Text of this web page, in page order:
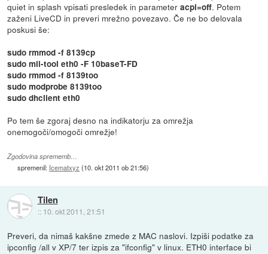
quiet in splash vpisati presledek in parameteracpi=off. Potem
zaženi LiveCD in preveri mrežno povezavo. Če ne bo delovala
poskusi še:
sudo rmmod -f 8139cp
sudo mii-tool eth0 -F 10baseT-FD
sudo rmmod -f 8139too
sudo modprobe 8139too
sudo dhclient eth0
Po tem še zgoraj desno na indikatorju za omrežja
onemogoči/omogoči omrežje!
Zgodovina sprememb…
spremenil: Icematxyz (10. okt 2011 ob 21:56)
Tilen
:: 10. okt 2011, 21:51
Preveri, da nimaš kakšne zmede z MAC naslovi. Izpiši podatke za
ipconfig /all v XP/7 ter izpis za "ifconfig" v linux. ETH0 interface bi